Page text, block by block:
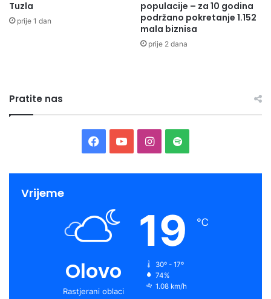
Tuzla
prije 1 dan
populacije – za 10 godina
podržano pokretanje 1.152
mala biznisa
prije 2 dana
Pratite nas
Facebook
YouTubeInstagram
Spotify
Vrijeme
Olovo
Rastjerani oblaci
19 ℃
30º - 17º
74%
1.08 km/h